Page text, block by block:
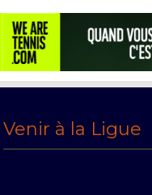
Venir à la Ligue